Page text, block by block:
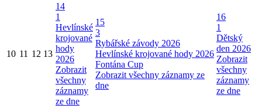
10 11 12 13
14
1
Hevlínské
krojované
hody
2026
Zobrazit
všechny
záznamy
ze dne
15
3
Rybářské závody 2026
Hevlínské krojované hody 2026
Fontána Cup
Zobrazit všechny záznamy ze
dne
16
1
Dětský
den 2026
Zobrazit
všechny
záznamy
ze dne